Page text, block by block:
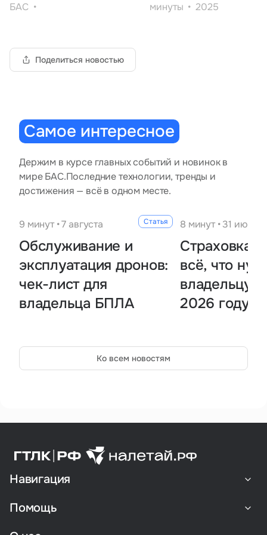
Тарифы
БАС
минуты
2025
Поделиться новостью
Самое интересное
Держим в курсе главных событий и новинок в
мире БАС.Последние технологии, тренды и
достижения — всё в одном месте.
Статья
9 минут • 7 августа
Обслуживание и
эксплуатация дронов:
чек-лист для
владельца БПЛА
8 минут • 31 июля
Страховка
всё, что
владельцу
2026 году
Ко всем новостям
Навигация
Помощь